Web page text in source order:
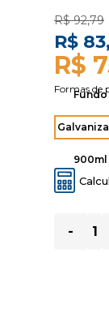
R$ 92,79
R$
R$
Fundo
900ml
-